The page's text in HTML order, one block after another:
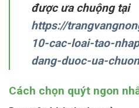
được ưa chuộng tại
https://
10-cac-loai-tao-
dang-duoc-ua-
Cách chọn quýt ngon